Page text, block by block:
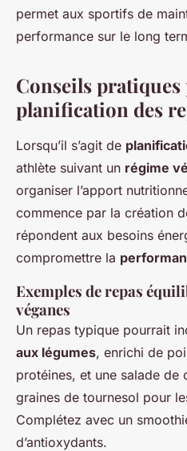
permet aux sportifs de
performance sur le long
Conseils pratiques
planification des
Lorsqu’il s’agit de
athlète suivant un régime
organiser l’apport
commence par la création
répondent aux besoins
compromettre la
Exemples de repas
véganes
Un repas typique pourrait
aux légumes, enrichi de
protéines, et une salade de
graines de tournesol pour
Complétez avec un
d’antioxydants.